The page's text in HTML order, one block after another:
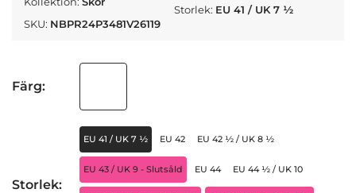
SKU: NBPR24P3481V26119
Storlek: EU 41 / UK 7 ½
Färg:
Storlek:
EU 41 / UK 7 ½ EU 42 EU 42 ½ / UK 8 ½
EU 43 / UK 9 - Slutsåld EU 44 EU 44 ½ / UK 10